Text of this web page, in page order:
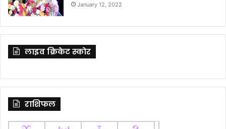
January 12, 2022
लाइव क्रिकेट स्कोर
राशिफल